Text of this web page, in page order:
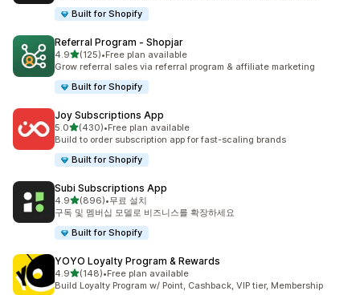
Built for Shopify
Referral Program ‑ Shopjar
4.9별 5개 중
(125)
총 리뷰 125개
•Free plan available
Grow referral sales via referral program & affiliate marketing
Built for Shopify
Joy Subscriptions App
5.0별 5개 중
(430)
총 리뷰 430개
•Free plan available
Build to order subscription app for fast-scaling brands
Built for Shopify
Subi Subscriptions App
4.9별 5개 중
(896)
총 리뷰 896개
•무료 설치
구독 및 멤버십 모델로 비즈니스를 확장하세요
Built for Shopify
YOYO Loyalty Program & Rewards
4.9별 5개 중
(148)
총 리뷰 148개
•Free plan available
Build Loyalty Program w/ Point, Cashback, VIP tier, Membership